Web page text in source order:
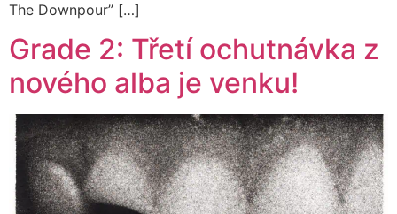
The Downpour” […]
Grade 2: Třetí ochutnávka z
nového alba je venku!